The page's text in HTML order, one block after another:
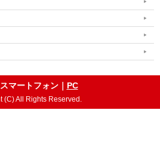
マートフォン｜ PC
(C) All Rights Reserved.